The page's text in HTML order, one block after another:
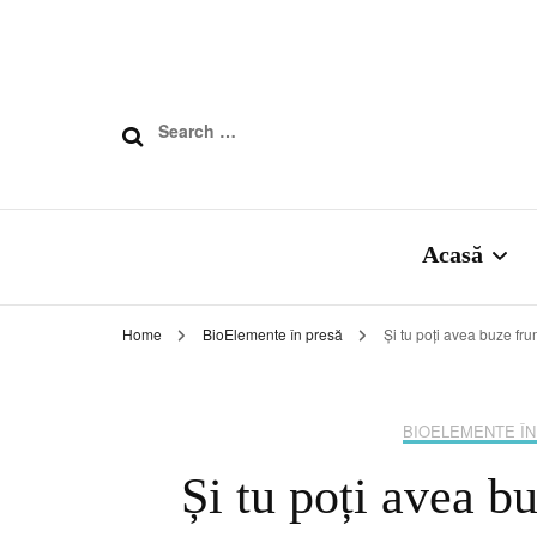
Search
Acasă
Home BioElemente în presă Și tu poți avea buze
BIOELEMENTE
Și tu poți avea